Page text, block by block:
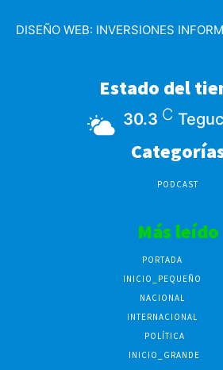
DISEÑO WEB: INVERSIONES
Estado del
30.3 C
PODCAST
Más leído
PORTADA
INICIO_PEQUEÑO
NACIONAL
INTERNACIONAL
POLÍTICA
INICIO_GRANDE